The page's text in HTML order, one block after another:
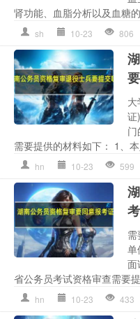
肾功能、血脂分析以及血糖
sh 10-23 806
证
需要提供的材料如下： 1、
hn 10-23 599
单
面
省公务员考试资格审查需要
hn 10-23 433